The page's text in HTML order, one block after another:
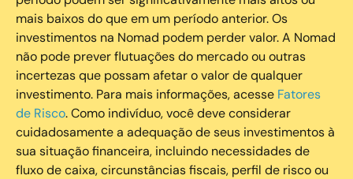
mais baixos do que em um período anterior. Os
investimentos na Nomad podem perder valor. A Nomad
não pode prever flutuações do mercado ou outras
incertezas que possam afetar o valor de qualquer
investimento. Para mais informações, acesse Fatores
de Risco. Como indivíduo, você deve considerar
cuidadosamente a adequação de seus investimentos à
sua situação financeira, incluindo necessidades de
fluxo de caixa, circunstâncias fiscais, perfil de risco ou